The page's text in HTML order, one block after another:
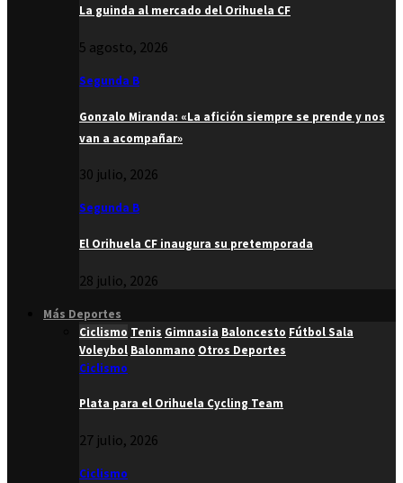
La guinda al mercado del Orihuela CF
5 agosto, 2026
Segunda B
Gonzalo Miranda: «La afición siempre se prende y nos
van a acompañar»
30 julio, 2026
Segunda B
El Orihuela CF inaugura su pretemporada
28 julio, 2026
Más Deportes
Ciclismo Tenis Gimnasia Baloncesto Fútbol Sala
Voleybol Balonmano Otros Deportes
Ciclismo
Plata para el Orihuela Cycling Team
27 julio, 2026
Ciclismo